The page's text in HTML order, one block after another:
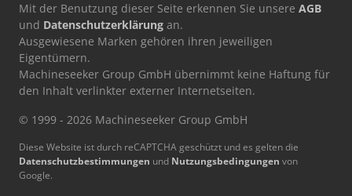
Mit der Benutzung dieser Seite erkennen Sie unsere AGB
und Datenschutzerklärung an.
Ausgewiesene Marken gehören ihren jeweiligen
Eigentümern.
Machineseeker Group GmbH übernimmt keine Haftung für
den Inhalt verlinkter externer Internetseiten.
© 1999 - 2026 Machineseeker Group GmbH
Diese Website ist durch reCAPTCHA geschützt und es gelten die
Datenschutzbestimmungen und Nutzungsbedingungen von
Google.